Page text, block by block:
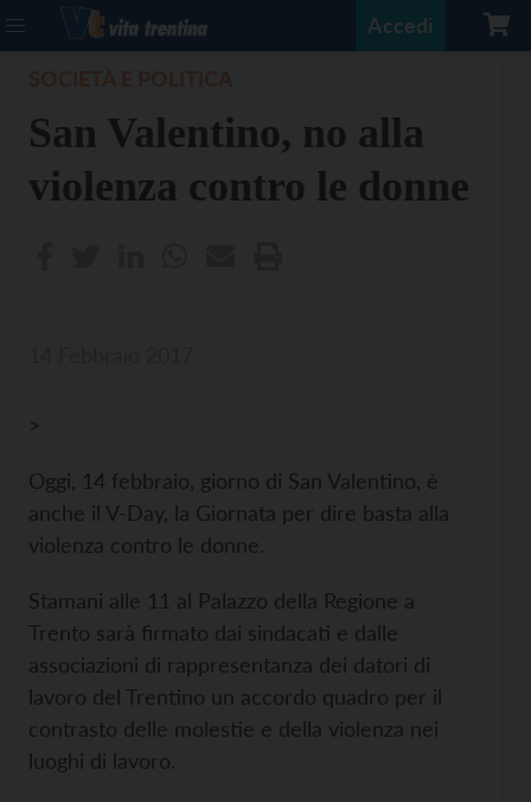
Accedi
San Valentino, no alla
violenza contro le donne
>
Oggi, 14 febbraio, giorno di San Valentino, è
anche il V-Day, la Giornata per dire basta alla
violenza contro le donne.
Stamani alle 11 al Palazzo della Regione a
Trento sarà firmato dai sindacati e dalle
associazioni di rappresentanza dei datori di
lavoro del Trentino un accordo quadro per il
contrasto delle molestie e della violenza nei
luoghi di lavoro.